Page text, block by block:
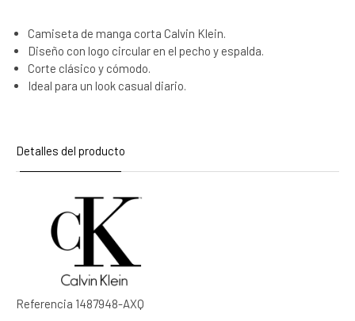
Camiseta de manga corta Calvin Klein.
Diseño con logo circular en el pecho y espalda.
Corte clásico y cómodo.
Ideal para un look casual diario.
Detalles del producto
Referencia 1487948-AXQ